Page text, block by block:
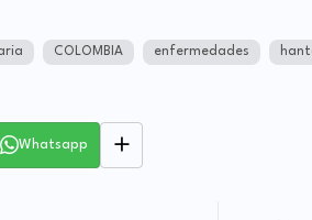
COLOMBIA enfermedades
Whatsapp